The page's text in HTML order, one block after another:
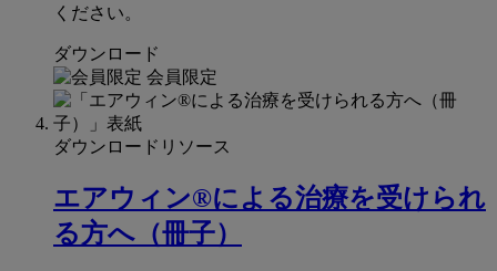
ください。
ダウンロード
会員限定
ダウンロードリソース
エアウィン®による治療を受けられ
る⽅へ（冊子）